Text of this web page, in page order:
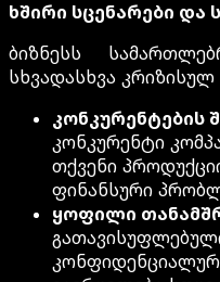
ხშირი სცენარები და
ბიზნესს
სხვადასხვა კრიზისულ
კონკურენტების
კონკურენტი
თქვენი
ფინანსური
ყოფილი